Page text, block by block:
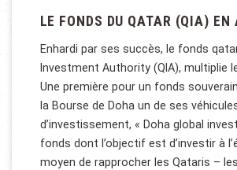
LE FONDS DU QATAR (QIA) EN
Enhardi par ses succès, le fonds
Investment Authority (QIA), multiplie
Une première pour un fonds
la Bourse de Doha un de ses
d’investissement, « Doha global
fonds dont l’objectif est d’investir à
moyen de rapprocher les Qataris –